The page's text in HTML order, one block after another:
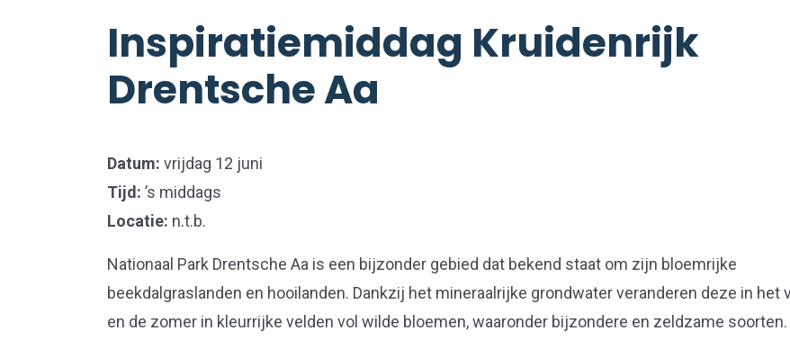
Inspiratiemiddag Kruidenrijk
Drentsche Aa
Datum: vrijdag 12 juni
Tijd: ’s middags
Locatie: n.t.b.
Nationaal Park Drentsche Aa is een bijzonder gebied dat bekend staat om zijn bloemrijke
beekdalgraslanden en hooilanden. Dankzij het mineraalrijke grondwater veranderen deze in het
en de zomer in kleurrijke velden vol wilde bloemen, waaronder bijzondere en zeldzame soorten.